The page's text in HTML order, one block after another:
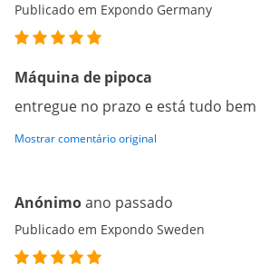
Publicado em Expondo Germany
Máquina de pipoca
entregue no prazo e está tudo bem
Mostrar comentário original
Anónimoano passado
Publicado em Expondo Sweden